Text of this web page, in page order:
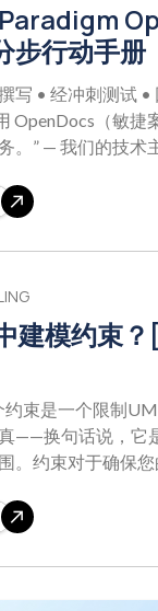
步行动手册
写 • 经冲刺测试 •
OpenDocs（敏捷
。” — 我们的技术
伐
和非技术利益相关
频率 经过三个冲
。
建模约束
束是一个限制
——换句话说，它
。约束对于确保您
如关联XOR约束
、半正式符号或自
的三种可扩展性